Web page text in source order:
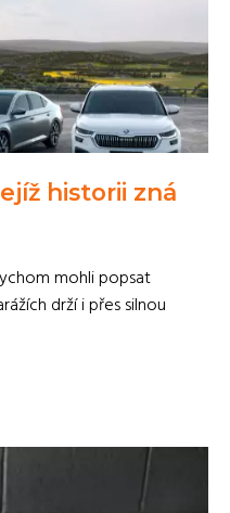
historii zná
mohli popsat
drží i přes silnou